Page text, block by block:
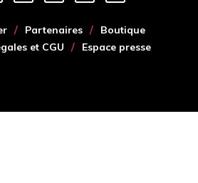
Partenaires
Boutique
et CGU
Espace presse